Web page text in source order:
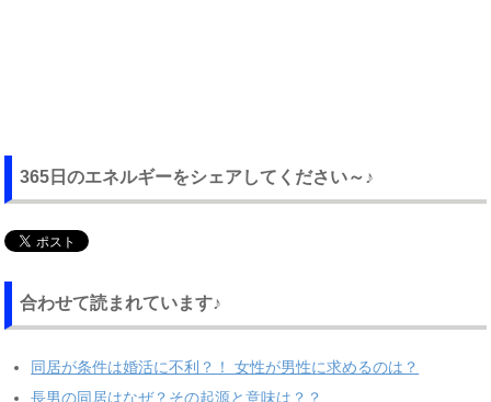
365日のエネルギーをシェアしてください～♪
合わせて読まれています♪
同居が条件は婚活に不利？！ 女性が男性に求めるのは？
長男の同居はなぜ？その起源と意味は？？